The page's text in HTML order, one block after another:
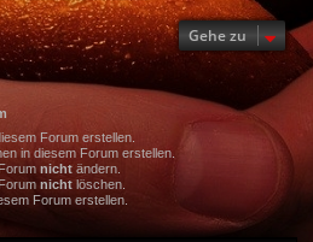
Gehe zu
Forum erstellen.
in diesem Forum erstellen.
nichtändern.
nichtlöschen.
Forum erstellen.